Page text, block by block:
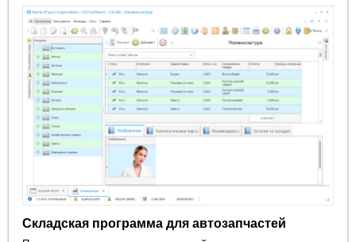
Складская программа для автозапчастей